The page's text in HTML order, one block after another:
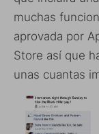
muchas
aprovada por
Store así que
unas cuantas